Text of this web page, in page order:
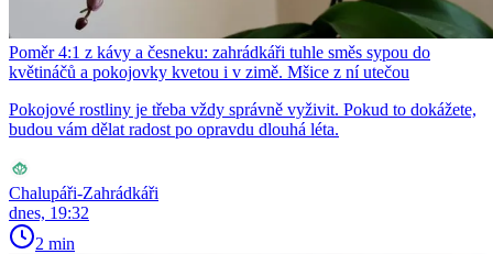
Poměr 4:1 z kávy a česneku: zahrádkáři tuhle směs sypou do
květináčů a pokojovky kvetou i v zimě. Mšice z ní utečou
Pokojové rostliny je třeba vždy správně vyživit. Pokud to dokážete,
budou vám dělat radost po opravdu dlouhá léta.
Chalupáři-Zahrádkáři
dnes, 19:32
2 min